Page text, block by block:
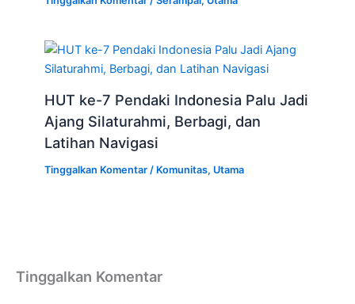
HUT ke-7 Pendaki Indonesia Palu Jadi
Ajang Silaturahmi, Berbagi, dan
Latihan Navigasi
Tinggalkan Komentar / Komunitas, Utama
Tinggalkan Komentar